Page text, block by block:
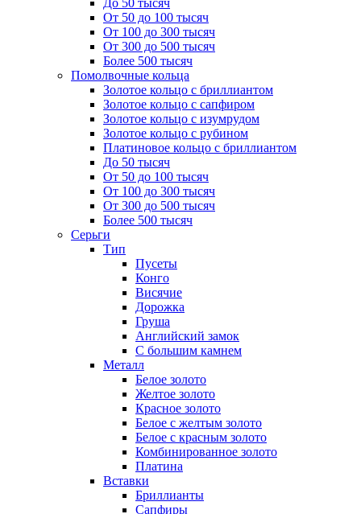
До 50 тысяч
От 50 до 100 тысяч
От 100 до 300 тысяч
От 300 до 500 тысяч
Более 500 тысяч
Помолвочные кольца
Золотое кольцо с бриллиантом
Золотое кольцо с сапфиром
Золотое кольцо с изумрудом
Золотое кольцо с рубином
Платиновое кольцо с бриллиантом
До 50 тысяч
От 50 до 100 тысяч
От 100 до 300 тысяч
От 300 до 500 тысяч
Более 500 тысяч
Серьги
Тип
Пусеты
Конго
Висячие
Дорожка
Груша
Английский замок
С большим камнем
Металл
Белое золото
Желтое золото
Красное золото
Белое с желтым золото
Белое с красным золото
Комбинированное золото
Платина
Вставки
Бриллианты
Сапфиры